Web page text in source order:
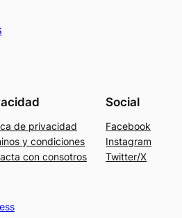
de privacidad
y condiciones
con consotros
Social
Facebook
Instagram
Twitter/X